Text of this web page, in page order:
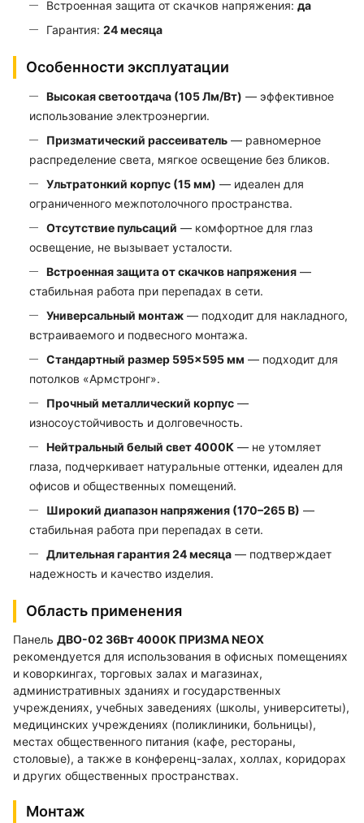
Встроенная защита от скачков напряжения: да
Гарантия: 24 месяца
Особенности эксплуатации
Высокая светоотдача (105 Лм/Вт) — эффективное
использование электроэнергии.
Призматический рассеиватель — равномерное
распределение света, мягкое освещение без бликов.
Ультратонкий корпус (15 мм) — идеален для
ограниченного межпотолочного пространства.
Отсутствие пульсаций — комфортное для глаз
освещение, не вызывает усталости.
Встроенная защита от скачков напряжения —
стабильная работа при перепадах в сети.
Универсальный монтаж — подходит для накладного,
встраиваемого и подвесного монтажа.
Стандартный размер 595×595 мм — подходит для
потолков «Армстронг».
Прочный металлический корпус —
износоустойчивость и долговечность.
Нейтральный белый свет 4000К — не утомляет
глаза, подчеркивает натуральные оттенки, идеален для
офисов и общественных помещений.
Широкий диапазон напряжения (170–265 В) —
стабильная работа при перепадах в сети.
Длительная гарантия 24 месяца — подтверждает
надежность и качество изделия.
Область применения
Панель ДВО-02 36Вт 4000К ПРИЗМА NEOX
рекомендуется для использования в офисных помещениях
и коворкингах, торговых залах и магазинах,
административных зданиях и государственных
учреждениях, учебных заведениях (школы, университеты),
медицинских учреждениях (поликлиники, больницы),
местах общественного питания (кафе, рестораны,
столовые), а также в конференц-залах, холлах, коридорах
и других общественных пространствах.
Монтаж